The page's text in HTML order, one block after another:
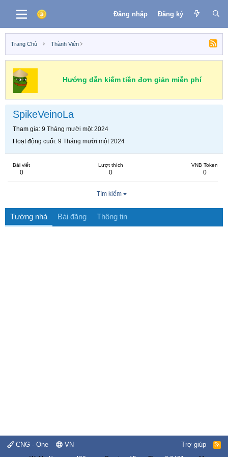
Đăng nhập Đăng ký
Trang Chủ Thành Viên
Hướng dẫn kiếm tiền đơn giản miễn phí
SpikeVeinoLa
Tham gia 9 Tháng mười một 2024
Hoạt động cuối 9 Tháng mười một 2024
Bài viết
0
Lượt thích
0
VNB Token
0
Tìm kiếm
Tường nhà Bài đăng Thông tin
CNG - One VN Trợ giúp
R